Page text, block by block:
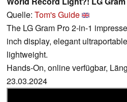
Quelle: Tom's Guide
The LG Gram Pro 2-in-1
inch display, elegant
lightweight.
Hands-On, online verfügbar,
23.03.2024